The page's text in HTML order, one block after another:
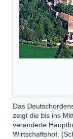
Das
zeigt die bis ins
veränderte
Wirtschaftshof.